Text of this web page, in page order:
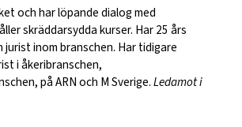
och har löpande dialog med
skräddarsydda kurser. Har 25 års
inom branschen. Har tidigare
i åkeribranschen,
på ARN och M Sverige.Ledamot i